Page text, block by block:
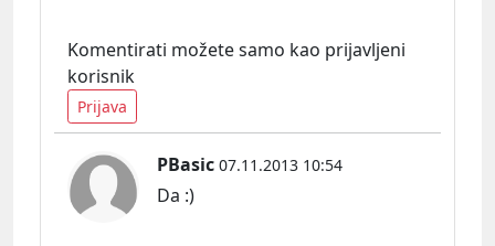
Komentirati možete samo kao prijavljeni
korisnik
Prijava
PBasic 07.11.2013 10:54
Da :)